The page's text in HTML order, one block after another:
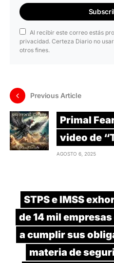
Al recibir este correo estás
privacidad. Certeza Diario no
otros fines.
Previous Article
Primal
video de
AGOSTO 6, 2025
STPS e IMSS
de 14 mil empresas
a cumplir sus
materia de